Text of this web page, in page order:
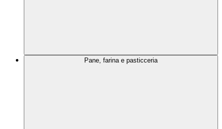
Pane, farina e pasticceria